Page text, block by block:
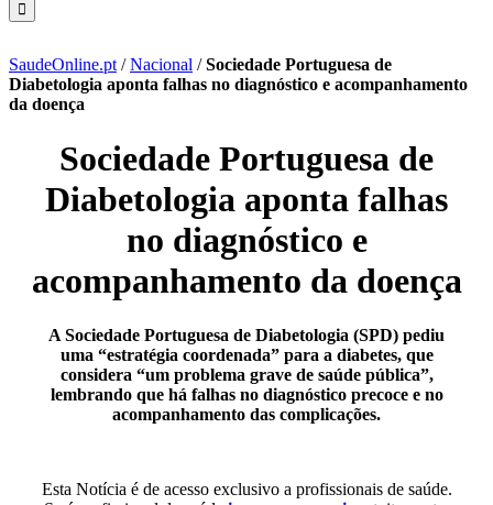
SaudeOnline.pt /Nacional /Sociedade Portuguesa de
Diabetologia aponta falhas no diagnóstico e acompanhamento
da doença
Sociedade Portuguesa de
Diabetologia aponta falhas
no diagnóstico e
acompanhamento da doença
A Sociedade Portuguesa de Diabetologia (SPD) pediu
uma “estratégia coordenada” para a diabetes, que
considera “um problema grave de saúde pública”,
lembrando que há falhas no diagnóstico precoce e no
acompanhamento das complicações.
Esta Notícia é de acesso exclusivo a profissionais de saúde.